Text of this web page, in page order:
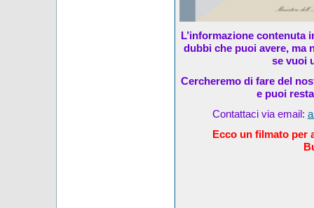
L’informazione contenuta
dubbi che puoi avere, ma
se vuoi
Cercheremo di fare del
e puoi
Contattaci via email:
Ecco un filmato per